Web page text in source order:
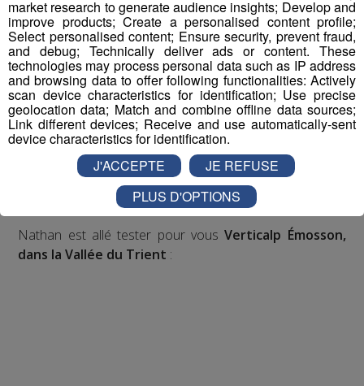
Nous vous poserons une question, a vous de faire le
bon choix entre les 3 réponses pour repartir avec vos
entrées pour un maximum d'activités dans la région !
Inscription par téléphone toute la journée pour
participer aux 2 tirages au sort par jour à 8h45 et 17h45.
Appelez le standard au 04 50 58 24 09
Pour cette semaine on vous offre vos entrées pour vous
et la personne de votre choix pourWALIBI RHONE
Nathan est allé tester pour vousVerticalp Émosson,
dans la Vallée du Trient :
market research to generate audience insights; Develop and
improve products; Create a personalised content profile;
Select personalised content; Ensure security, prevent fraud,
and debug; Technically deliver ads or content. These
technologies may process personal data such as IP address
and browsing data to offer following functionalities: Actively
scan device characteristics for identification; Use precise
geolocation data; Match and combine offline data sources;
Link different devices; Receive and use automatically-sent
device characteristics for identification.
J'ACCEPTE
JE REFUSE
PLUS D'OPTIONS